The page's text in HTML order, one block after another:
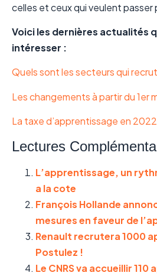
celles et ceux qui veulent passer
Voici les dernières actualités
intéresser :
Quels sont les secteurs qui
Les changements à partir du 1er
La taxe d’apprentissage en 2022
Lectures
L’apprentissage, un
a la cote
François Hollande
mesures en faveur de
Renault recrutera 1000
Postulez !
Le CNRS va accueillir 110